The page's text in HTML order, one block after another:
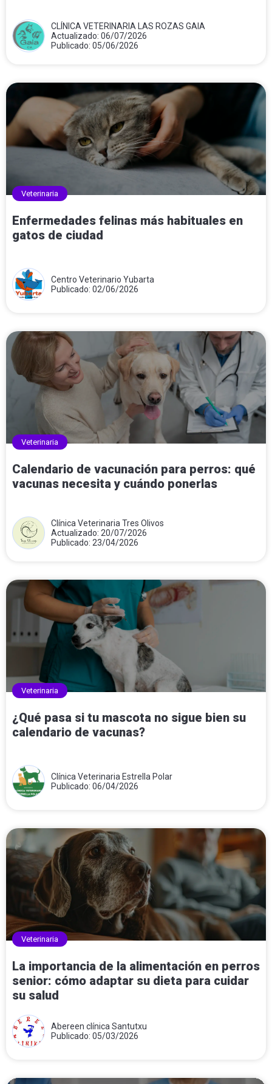
CLÍNICA VETERINARIA LAS ROZAS GAIA
Actualizado: 06/07/2026
Publicado: 05/06/2026
Veterinaria
Enfermedades felinas más habituales en
gatos de ciudad
Centro Veterinario Yubarta
Publicado: 02/06/2026
Veterinaria
Calendario de vacunación para perros: qué
vacunas necesita y cuándo ponerlas
Clínica Veterinaria Tres Olivos
Actualizado: 20/07/2026
Publicado: 23/04/2026
Veterinaria
¿Qué pasa si tu mascota no sigue bien su
calendario de vacunas?
Clínica Veterinaria Estrella Polar
Publicado: 06/04/2026
Veterinaria
La importancia de la alimentación en perros
senior: cómo adaptar su dieta para cuidar
su salud
Abereen clínica Santutxu
Publicado: 05/03/2026